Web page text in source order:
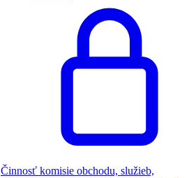
Činnosť komisie obchodu, služieb,